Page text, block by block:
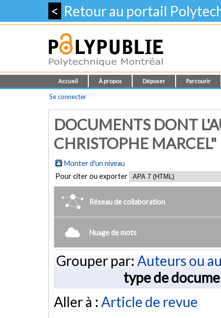
< Retour au portail
Accueil À propos Déposer Parcourir
Se connecter
DOCUMENTS DONT
CHRISTOPHE MARCEL"
Monter d'un niveau
Pour citer ou exporter
Réseau de collaboration
Nuage de mots
Grouper par: Auteurs ou
type de
Aller à : Article de revue